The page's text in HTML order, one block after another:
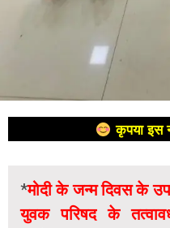
कृपया इस
*मोदी के जन्म दिवस के
युवक परिषद के